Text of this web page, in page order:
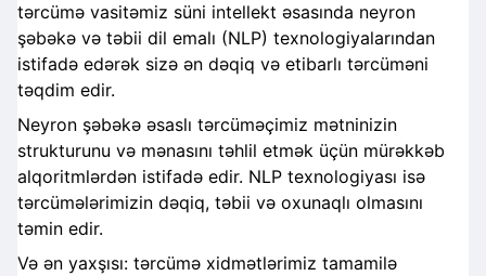
tərcümə vasitəmiz süni intellekt əsasında neyron
şəbəkə və təbii dil emalı (NLP) texnologiyalarından
istifadə edərək sizə ən dəqiq və etibarlı tərcüməni
təqdim edir.
Neyron şəbəkə əsaslı tərcüməçimiz mətninizin
strukturunu və mənasını təhlil etmək üçün mürəkkəb
alqoritmlərdən istifadə edir. NLP texnologiyası isə
tərcümələrimizin dəqiq, təbii və oxunaqlı olmasını
təmin edir.
Və ən yaxşısı: tərcümə xidmətlərimiz tamamilə